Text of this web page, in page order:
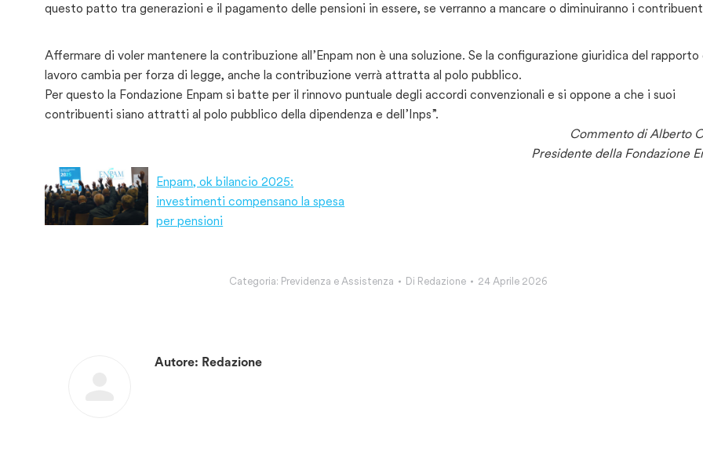
questo patto tra generazioni e il pagamento delle pensioni in essere, se verranno a mancare o diminuiranno i
Affermare di voler mantenere la contribuzione all’Enpam non è una soluzione. Se la configurazione giuridica del rapporto
lavoro cambia per forza di legge, anche la contribuzione verrà attratta al polo pubblico.
Per questo la Fondazione Enpam si batte per il rinnovo puntuale degli accordi convenzionali e si oppone a che i suoi
contribuenti siano attratti al polo pubblico della dipendenza e dell’Inps”.
Commento di Alberto
Presidente della Fondazione
Enpam, ok bilancio 2025:
investimenti compensano la spesa
per pensioni
Categoria: Previdenza e Assistenza Di Redazione 24 Aprile 2026
Autore: Redazione